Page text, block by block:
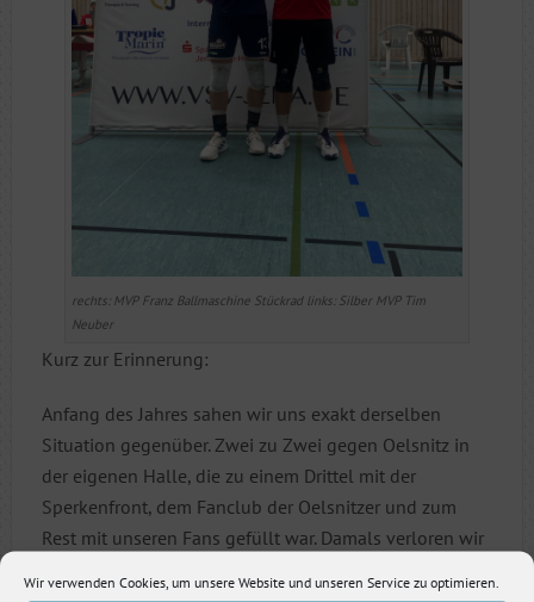
Wir verwenden Cookies, um unsere Website und unseren Service zu optimieren.
rechts: MVP Franz Ballmaschine Stückrad links: Silber MVP Tim
Neuber
Kurz zur Erinnerung:
Anfang des Jahres sahen wir uns exakt derselben
Situation gegenüber. Zwei zu Zwei gegen Oelsnitz in
der eigenen Halle, die zu einem Drittel mit der
Sperkenfront, dem Fanclub der Oelsnitzer und zum
Rest mit unseren Fans gefüllt war. Damals verloren wir